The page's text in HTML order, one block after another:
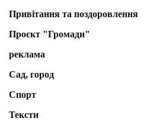
Привітання та поздоровлення
Проєкт "Громади"
реклама
Сад, город
Спорт
Тексти